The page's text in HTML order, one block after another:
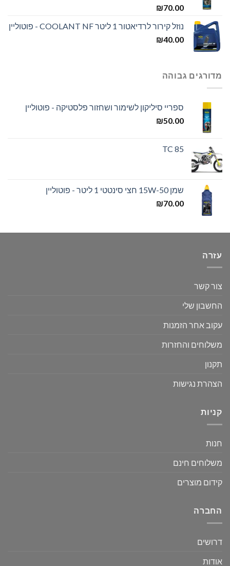
₪70.00
נוזל קירור לרדיאטור 1 ליטר COOLANT NF - פוטוליין
₪40.00
מדורגים גבוהה
ספריי סיליקון לשימור ושחזור פלסטיקה - פוטוליין
₪50.00
TC 85
שמן 15W-50 חצי סינטטי 1 ליטר - פוטוליין
₪70.00
עזרה
צור קשר
החשבון שלי
עקוב אחר הזמנות
משלוחים והחזרות
תקנון
הצהרת נגישות
קניות
חנות
משלוחים חינם
קידום מוצרים
החברה
דרושים
אודות